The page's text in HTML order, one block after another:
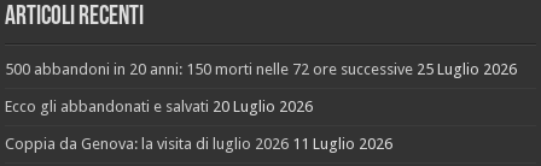
Articoli recenti
500 abbandoni in 20 anni: 150 morti nelle 72 ore successive 25 Luglio 2026
Ecco gli abbandonati e salvati 20 Luglio 2026
Coppia da Genova: la visita di luglio 2026 11 Luglio 2026